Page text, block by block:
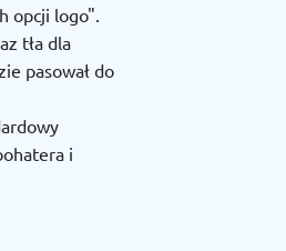
opcji logo".
tła dla
pasował do
i